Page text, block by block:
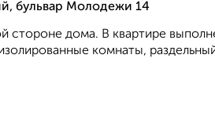
бульвар Молодежи 14
стороне дома. В квартире
комнаты,